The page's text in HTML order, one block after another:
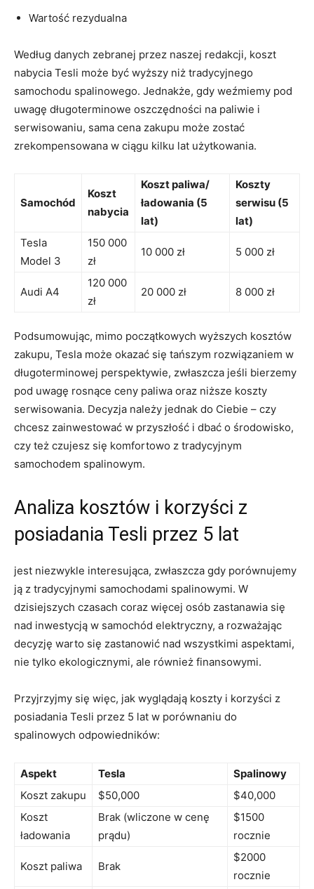
Wartość rezydualna
Według danych zebranej przez naszej ​redakcji, koszt
nabycia Tesli może być wyższy niż tradycyjnego
samochodu spalinowego. Jednakże, gdy weźmiemy⁣ pod
uwagę długoterminowe oszczędności na paliwie i
serwisowaniu, sama cena zakupu może zostać
zrekompensowana w ciągu kilku lat użytkowania.
Samochód
Koszt
‍nabycia
Koszt paliwa/
ładowania (5
lat)
Koszty
serwisu (5
lat)
Tesla
Model 3
150‌ 000
zł
10 000 zł 5 000 zł
Audi A4
120 000
zł
20 000 zł 8 000 zł
Podsumowując, mimo początkowych‍ wyższych kosztów
zakupu, Tesla może okazać się tańszym rozwiązaniem w
długoterminowej perspektywie, zwłaszcza jeśli bierzemy
pod uwagę rosnące ceny paliwa oraz niższe koszty
serwisowania. Decyzja należy jednak do Ciebie – czy
chcesz zainwestować w przyszłość i dbać o środowisko,
czy też​ czujesz się komfortowo z‌ tradycyjnym
samochodem spalinowym.
Analiza kosztów i korzyści z
posiadania Tesli przez 5 lat
jest niezwykle interesująca, zwłaszcza​ gdy porównujemy
ją z tradycyjnymi samochodami spalinowymi. W
dzisiejszych czasach coraz więcej osób zastanawia się
nad inwestycją w samochód elektryczny, a rozważając
decyzję warto się zastanowić nad wszystkimi aspektami,
nie tylko ekologicznymi, ale również finansowymi.
Przyjrzyjmy‍ się więc, ‌jak wyglądają koszty i korzyści z
posiadania‌ Tesli przez 5 lat⁢ w porównaniu do
spalinowych odpowiedników:
Aspekt Tesla
Spalinowy
Koszt‍ zakupu
$50,000
$40,000
Koszt
ładowania
Brak ⁤(wliczone w cenę
prądu)
$1500
rocznie
Koszt paliwa Brak
$2000
rocznie